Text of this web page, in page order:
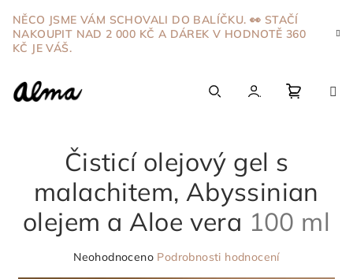
obsah
NĚCO JSME VÁM SCHOVALI DO BALÍČKU. 👀 STAČÍ
NAKOUPIT NAD 2 000 KČ A DÁREK V HODNOTĚ 360
KČ JE VÁŠ.
Čisticí olejový gel s
malachitem, Abyssinian
olejem a Aloe vera 100 ml
Neohodnoceno Podrobnosti hodnocení